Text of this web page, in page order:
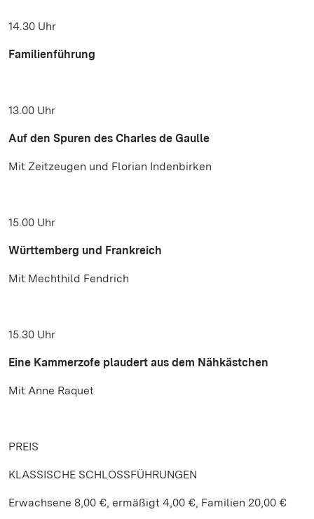
14.30 Uhr
Familienführung
13.00 Uhr
Auf den Spuren des Charles de Gaulle
Mit Zeitzeugen und Florian Indenbirken
15.00 Uhr
Württemberg und Frankreich
Mit Mechthild Fendrich
15.30 Uhr
Eine Kammerzofe plaudert aus dem Nähkästchen
Mit Anne Raquet
PREIS
KLASSISCHE SCHLOSSFÜHRUNGEN
Erwachsene 8,00 €, ermäßigt 4,00 €, Familien 20,00 €